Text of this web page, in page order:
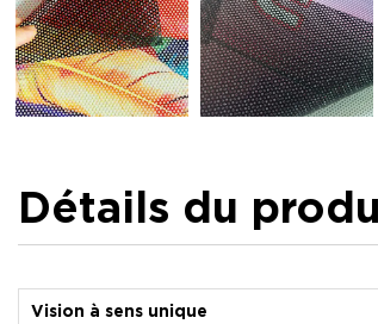
Détails du
Vision à sens unique